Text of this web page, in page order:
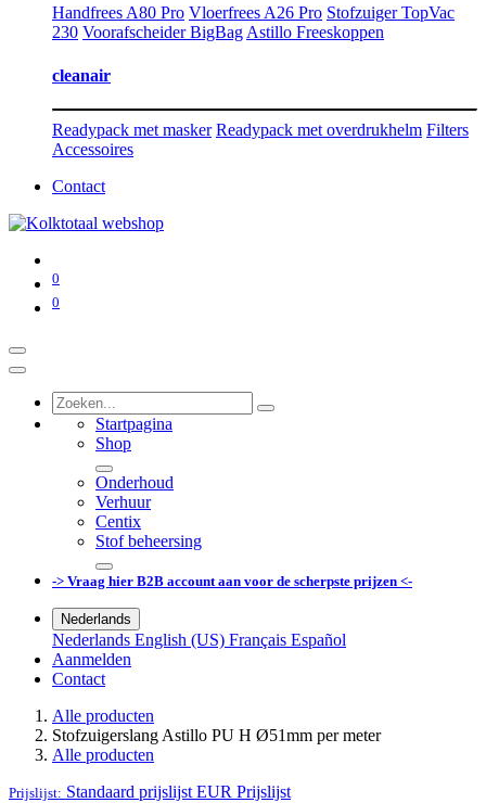
Handfrees A80 Pro Vloerfrees A26 Pro Stofzuiger TopVac
230 Voorafscheider BigBag Astillo Freeskoppen
cleanair
Readypack met masker Readypack met overdrukhelm Filters
Accessoires
Contact
0
0
Startpagina
Shop
Onderhoud
Verhuur
Centix
Stof beheersing
-> Vraag hier B2B account aan voor de scherpste prijzen <-
Nederlands
Nederlands English (US) Français Español
Aanmelden
Contact
Alle producten
Stofzuigerslang Astillo PU H Ø51mm per meter
Alle producten
Prijslijst: Standaard prijslijst EUR Prijslijst